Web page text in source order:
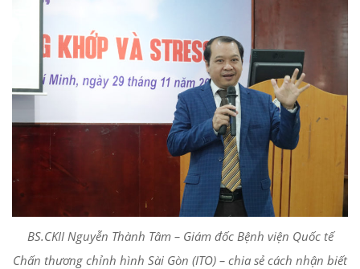
BS.CKII Nguyễn Thành Tâm – Giám đốc Bệnh viện Quốc tế
Chấn thương chỉnh hình Sài Gòn (ITO) – chia sẻ cách nhận biết